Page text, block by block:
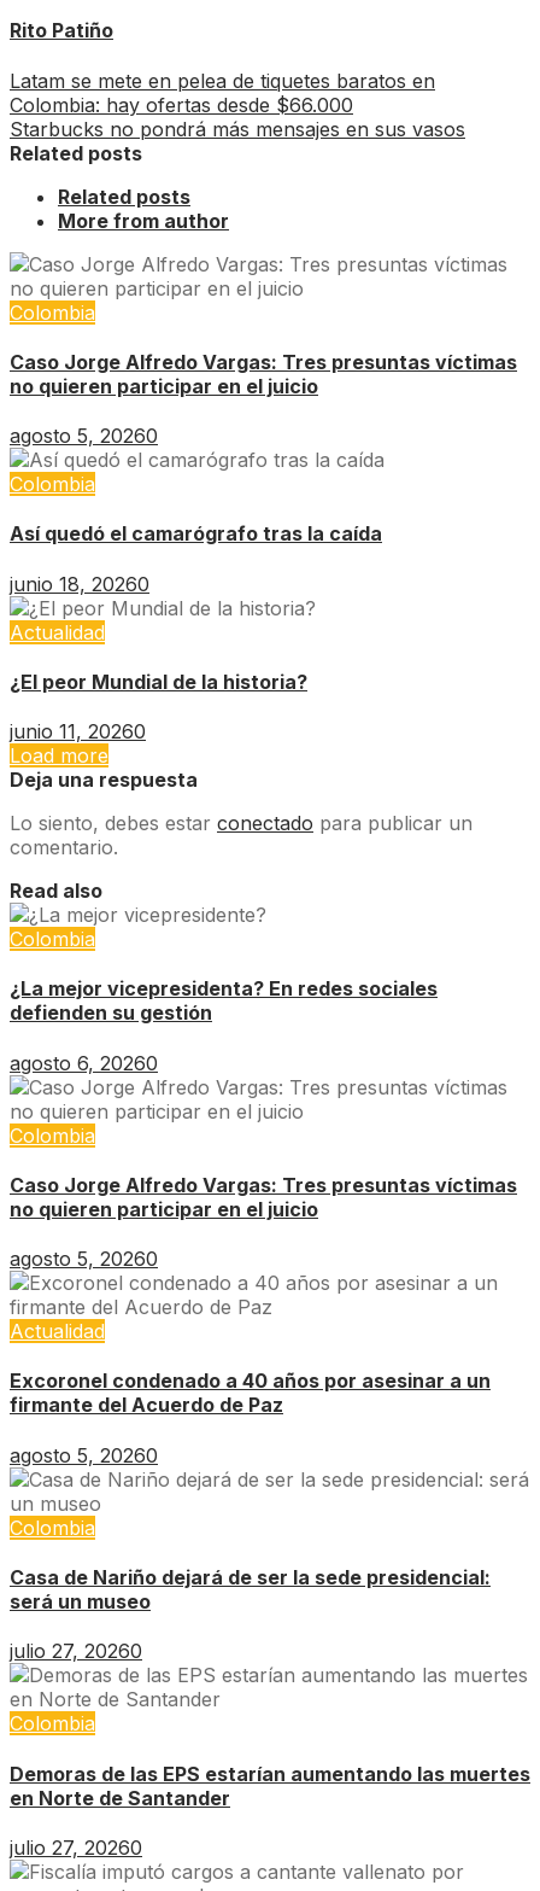
Rito Patiño
Latam se mete en pelea de tiquetes baratos en
Colombia: hay ofertas desde $66.000
Starbucks no pondrá más mensajes en sus vasos
Related posts
Related posts
More from author
Colombia
Caso Jorge Alfredo Vargas: Tres presuntas víctimas
no quieren participar en el juicio
agosto 5, 20260
Colombia
Así quedó el camarógrafo tras la caída
junio 18, 20260
Actualidad
¿El peor Mundial de la historia?
junio 11, 20260
Load more
Deja una respuesta
Lo siento, debes estar conectado para publicar un
comentario.
Read also
Colombia
¿La mejor vicepresidenta? En redes sociales
defienden su gestión
agosto 6, 20260
Colombia
Caso Jorge Alfredo Vargas: Tres presuntas víctimas
no quieren participar en el juicio
agosto 5, 20260
Actualidad
Excoronel condenado a 40 años por asesinar a un
firmante del Acuerdo de Paz
agosto 5, 20260
Colombia
Casa de Nariño dejará de ser la sede presidencial:
será un museo
julio 27, 20260
Colombia
Demoras de las EPS estarían aumentando las muertes
en Norte de Santander
julio 27, 20260